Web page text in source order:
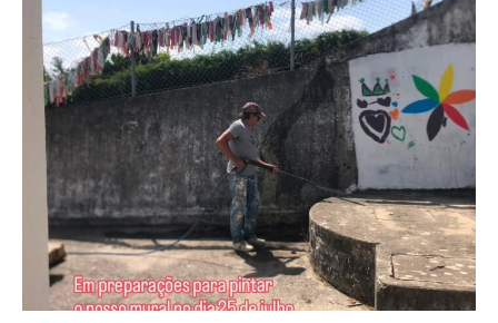
Acesso aos conteúdos Exclusivos para
assinantes
Ofertas para assinatura anual
Escolha o plano